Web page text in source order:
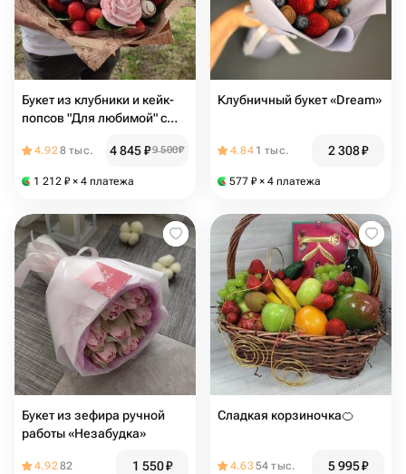
Букет из клубники и кейк-
попсов "Для любимой" с
4.928 тыс. 4 845₽9 500₽
1 212 ₽ × 4 платежа
Клубничный букет «Dream»
4.84 1 тыс. 2 308₽
577 ₽ × 4 платежа
Букет из зефира ручной
работы «Незабудка»
4.9282 1 550₽
Сладкая корзиночка🍊
4.6354 тыс. 5 995₽